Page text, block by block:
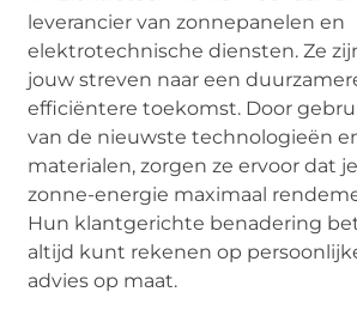
leverancier van zonnepanelen en
elektrotechnische diensten. Ze
jouw streven naar een
efficiëntere toekomst. Door
van de nieuwste technologieën
materialen, zorgen ze ervoor dat
zonne-energie maximaal
Hun klantgerichte benadering
altijd kunt rekenen op
advies op maat.